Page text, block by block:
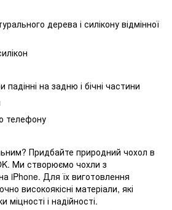
дерева і силікону відмінної
на задню і бічні частини
телефону
Придбайте природний чохол в
Ми створюємо чохли з
iPhone. Для їх виготовлення
високоякісні матеріали, які
і надійності.